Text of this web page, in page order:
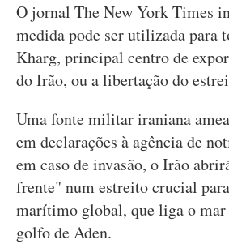
O jornal The New York Times
medida pode ser utilizada para
Kharg, principal centro de
do Irão, ou a libertação do
Uma fonte militar iraniana
em declarações à agência de
em caso de invasão, o Irão
frente" num estreito crucial
marítimo global, que liga o mar
golfo de Aden.